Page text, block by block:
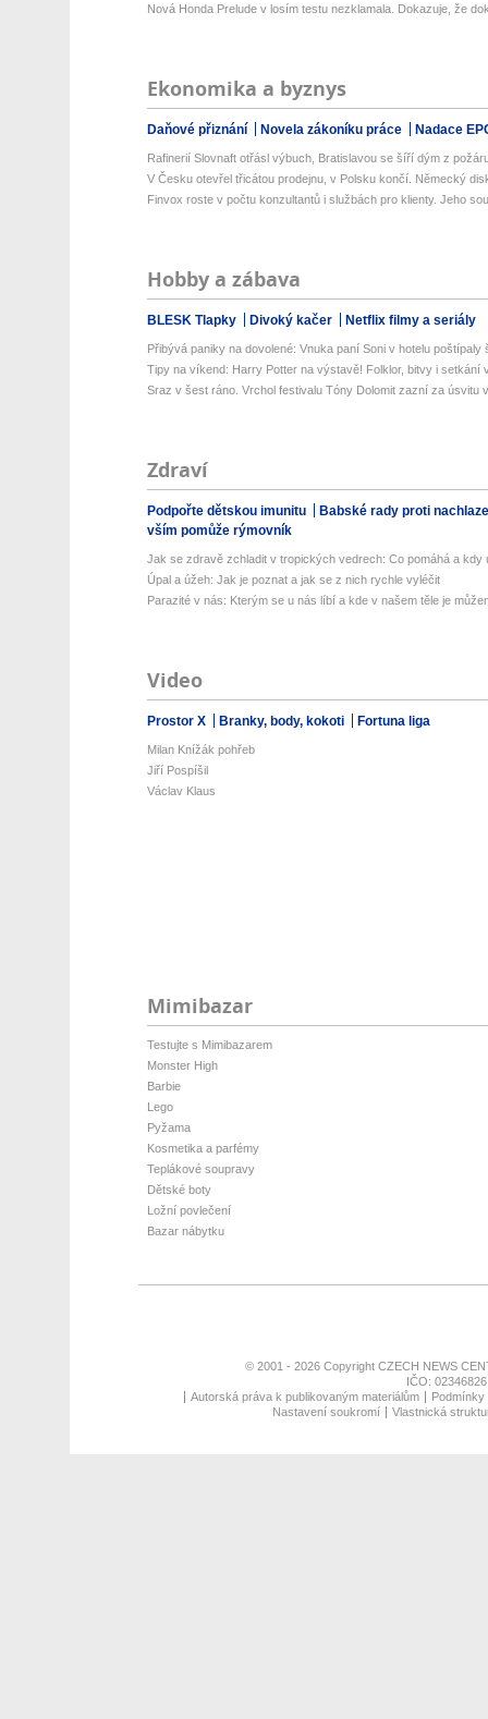
Nová Honda Prelude v losím testu nezklamala. Dokazuje, že
Ekonomika a byznys
Daňové přiznání Novela zákoníku práce Nadace
Rafinerií Slovnaft otřásl výbuch, Bratislavou se šíří dým z
V Česku otevřel třicátou prodejnu, v Polsku končí. Německý
Finvox roste v počtu konzultantů i službách pro klienty. Jeho
Hobby a zábava
BLESK Tlapky Divoký kačer Netflix filmy a seriály
Přibývá paniky na dovolené: Vnuka paní Soni v hotelu poštípaly
Tipy na víkend: Harry Potter na výstavě! Folklor, bitvy i setkání
Sraz v šest ráno. Vrchol festivalu Tóny Dolomit zazní za úsvitu
Zdraví
Podpořte dětskou imunitu
Babské rady proti
vším pomůže rýmovník
Jak se zdravě zchladit v tropických vedrech: Co pomáhá a kdy
Úpal a úžeh: Jak je poznat a jak se z nich rychle vyléčit
Parazité v nás: Kterým se u nás líbí a kde v našem těle je
Video
Prostor X Branky, body, kokoti Fortuna liga
Milan Knížák pohřeb
Jiří Pospíšil
Václav Klaus
Mimibazar
Testujte s Mimibazarem
Monster High
Barbie
Lego
Pyžama
Kosmetika a parfémy
Teplákové soupravy
Dětské boty
Ložní povlečení
Bazar nábytku
© 2001 - 2026 Copyright CZECH NEWS
IČO:
Autorská práva k publikovaným materiálům
Nastavení soukromí
Vlastnická